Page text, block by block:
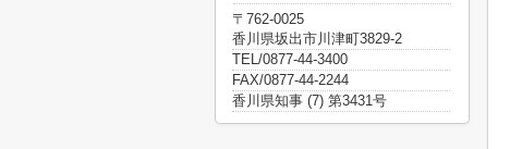
〒762-0025
香川県坂出市川津町3829-2
TEL/0877-44-3400
FAX/0877-44-2244
香川県知事 (7) 第3431号